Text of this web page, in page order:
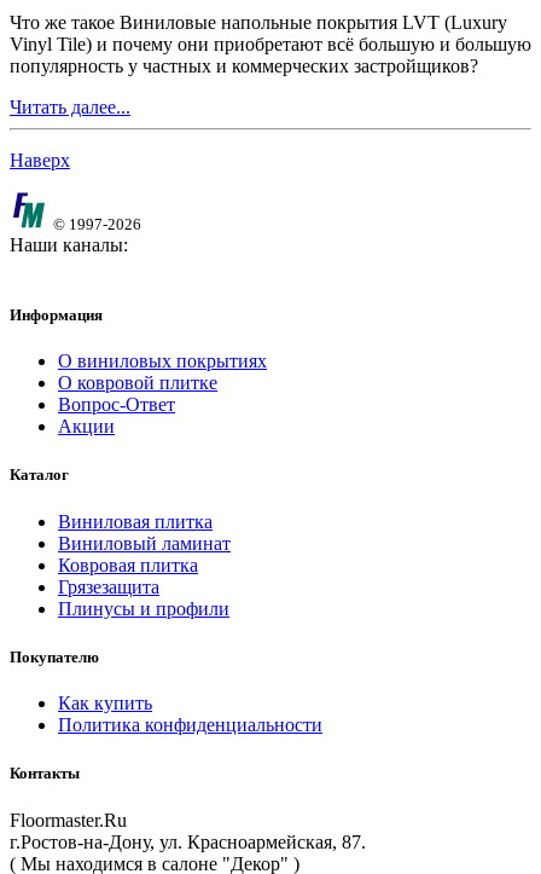
Что же такое Виниловые напольные покрытия LVT (Luxury
Vinyl Tile) и почему они приобретают всё большую и большую
популярность у частных и коммерческих застройщиков?
Читать далее...
Наверх
© 1997-2026
Наши каналы:
Информация
О виниловых покрытиях
О ковровой плитке
Вопрос-Ответ
Акции
Каталог
Виниловая плитка
Виниловый ламинат
Ковровая плитка
Грязезащита
Плинусы и профили
Покупателю
Как купить
Политика конфиденциальности
Контакты
Floormaster.Ru
г.Ростов-на-Дону, ул. Красноармейская, 87.
( Мы находимся в салоне "Декор" )